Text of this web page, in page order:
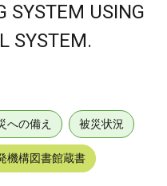
SYSTEM USING
SYSTEM.
への備え 被災状況
機構図書館蔵書